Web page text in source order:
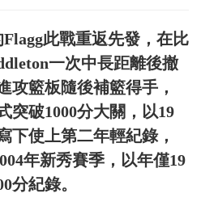
此戰重返先發，在比
一次中長距離後撤
攻籃板隨後補籃得手，
突破1000分大關，以19
下使上第二年輕紀錄，
年新秀賽季，以年僅19
分紀錄。